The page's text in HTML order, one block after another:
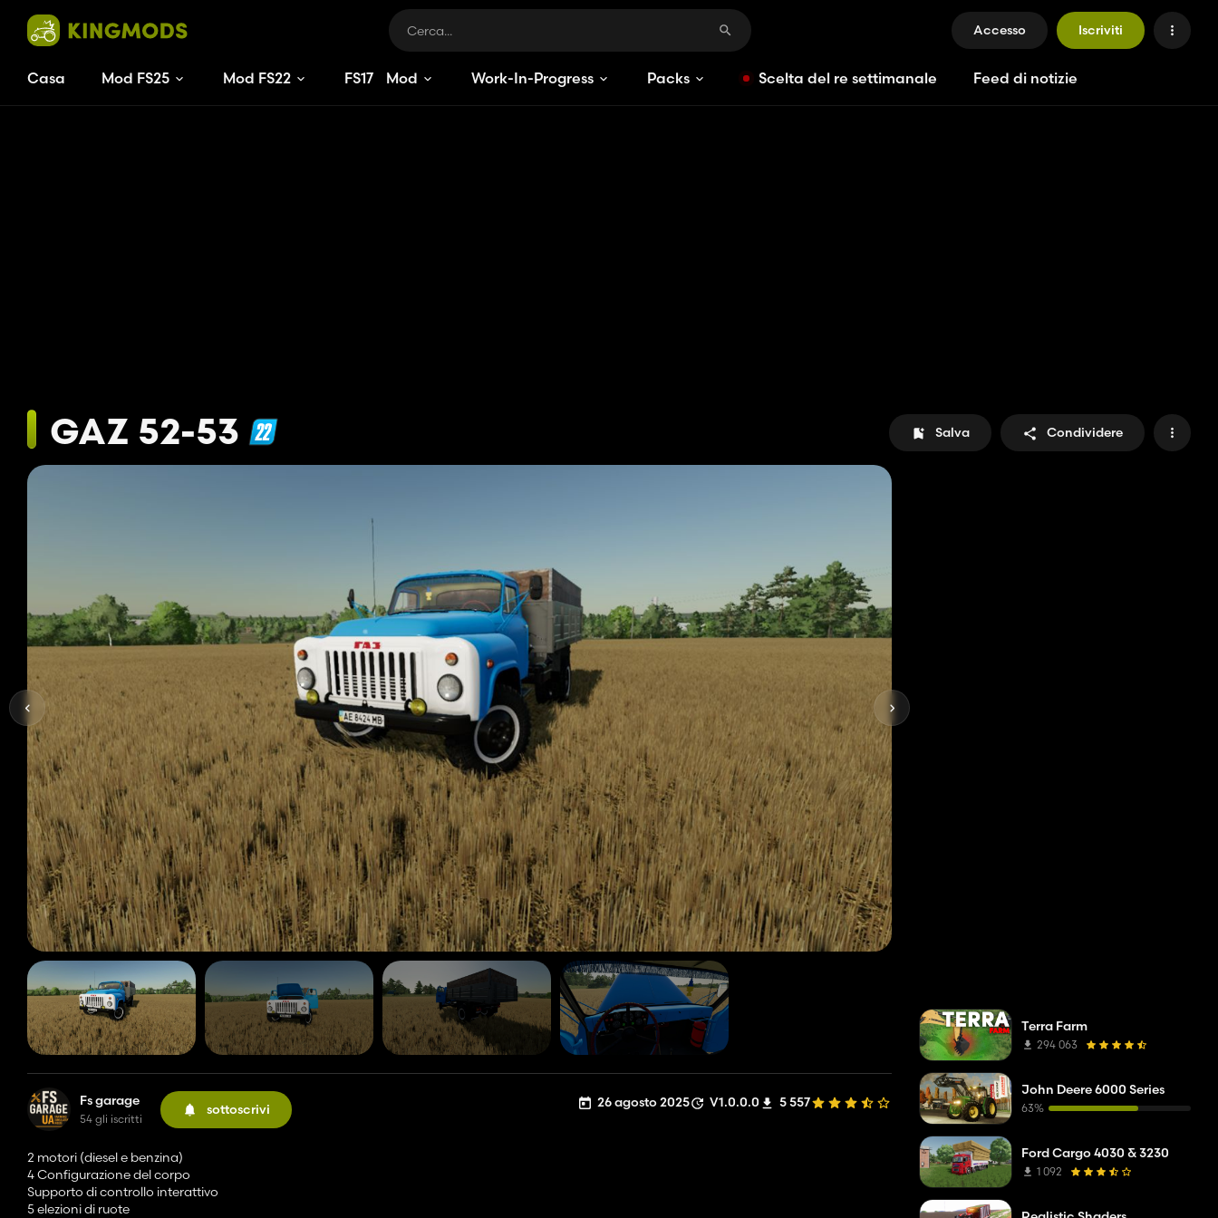
Accesso Iscriviti
Casa Mod FS25 Mod FS22 FS17 Mod Work-In-Progress Packs Scelta del re settimanale Feed di notizie
GAZ 52-53 Salva Condividere
Fs garage
54 gli iscritti
sottoscrivi 26 agosto 2025 V1.0.0.0 5 557
2 motori (diesel e benzina)
4 Configurazione del corpo
Supporto di controllo interattivo
5 elezioni di ruote
Terra Farm
294 063
John Deere 6000 Series
63%
Ford Cargo 4030 & 3230
1 092